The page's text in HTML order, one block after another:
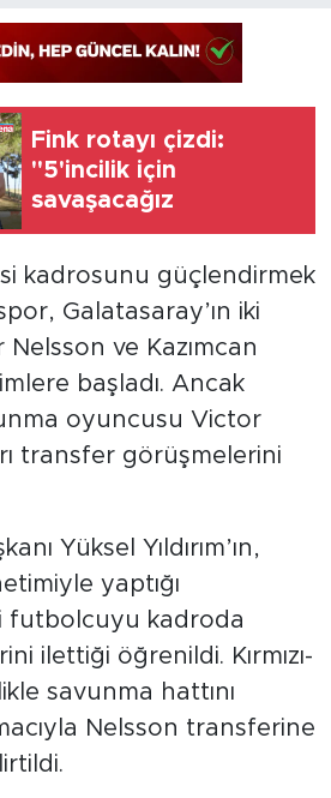
Fink rotayı çizdi:
"5'incilik için
savaşacağız
kadrosunu güçlendirmek
Galatasaray’ın iki
ve Kazımcan
başladı. Ancak
oyuncusu Victor
transfer görüşmelerini
Yüksel Yıldırım’ın,
yaptığı
futbolcuyu kadroda
ilettiği öğrenildi. Kırmızı-
savunma hattını
Nelsson transferine